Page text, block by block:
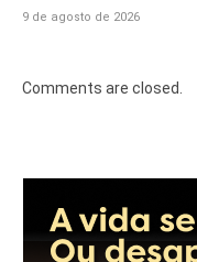
9 de agosto de 2026
Comments are closed.